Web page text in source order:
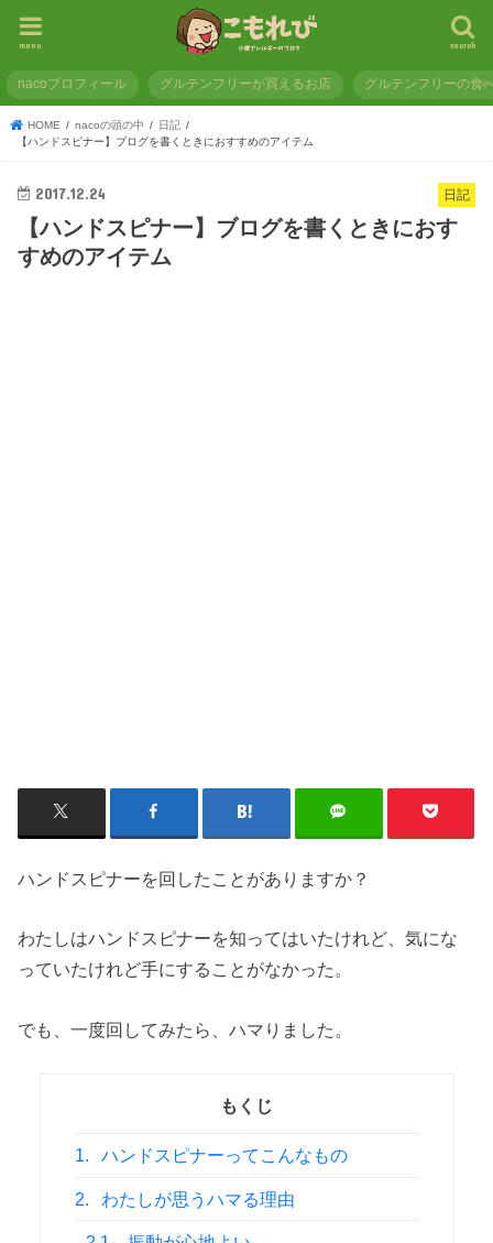
search
menu
nacoプロフィール グルテンフリーが買えるお店 グルテンフリーの食
HOME nacoの頭の中
日記
【ハンドスピナー】ブログを書くときにおすすめのアイテム
日記
2017.12.24
【ハンドスピナー】ブログを書くときにおす
すめのアイテム
ハンドスピナーを回したことがありますか？
わたしはハンドスピナーを知ってはいたけれど、気にな
っていたけれど手にすることがなかった。
でも、一度回してみたら、ハマりました。
もくじ
1. ハンドスピナーってこんなもの
2. わたしが思うハマる理由